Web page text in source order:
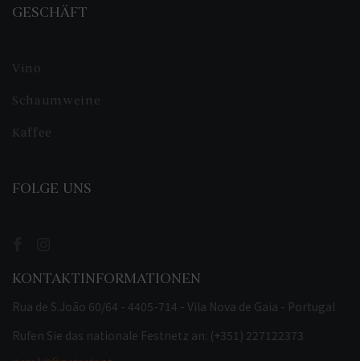
GESCHÄFT
Vino
Schaumweine
Kaffee
FOLGE UNS
KONTAKTINFORMATIONEN
Rua de S.João 60/64 - 4405-714 - Vila Nova de Gaia - Portugal
Rufen Sie das nationale Festnetz an: (+351) 227122373